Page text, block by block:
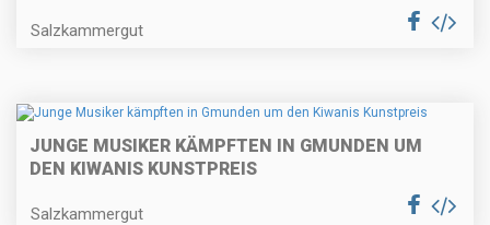
Salzkammergut
JUNGE MUSIKER KÄMPFTEN IN GMUNDEN UM
DEN KIWANIS KUNSTPREIS
Salzkammergut